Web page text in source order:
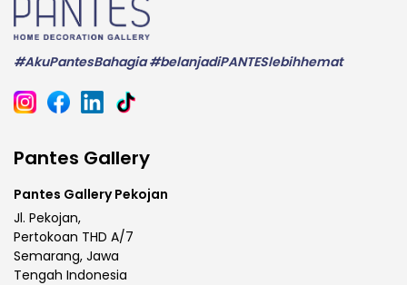
#AkuPantesBahagia #belanjadiPANTESlebihhemat
Pantes Gallery
Pantes Gallery Pekojan
Jl. Pekojan,
Pertokoan THD A/7
Semarang, Jawa
Tengah Indonesia